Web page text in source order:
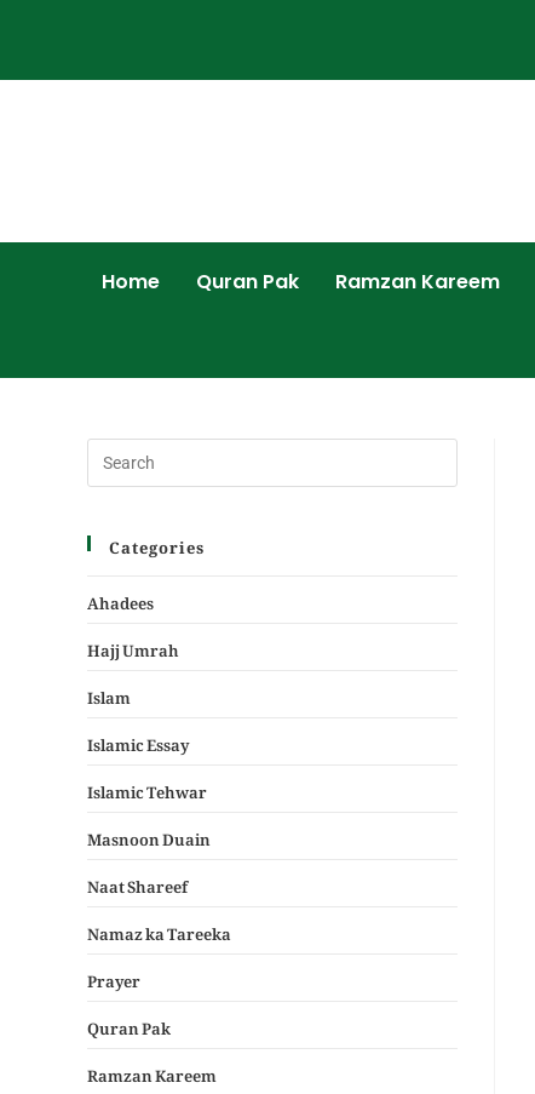
Home Quran Pak Ramzan Kareem
Categories
Ahadees
Hajj Umrah
Islam
Islamic Essay
Islamic Tehwar
Masnoon Duain
Naat Shareef
Namaz ka Tareeka
Prayer
Quran Pak
Ramzan Kareem